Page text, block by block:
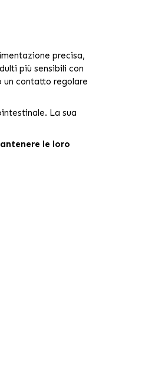
precisa,
più sensibili con
un contatto regolare
La sua
le loro